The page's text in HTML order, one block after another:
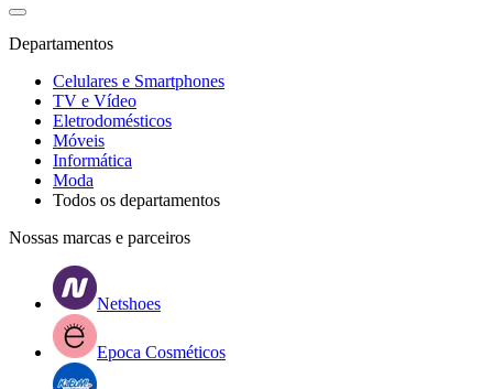
Departamentos
Celulares e Smartphones
TV e Vídeo
Eletrodomésticos
Móveis
Informática
Moda
Todos os departamentos
Nossas marcas e parceiros
Netshoes
Epoca Cosméticos